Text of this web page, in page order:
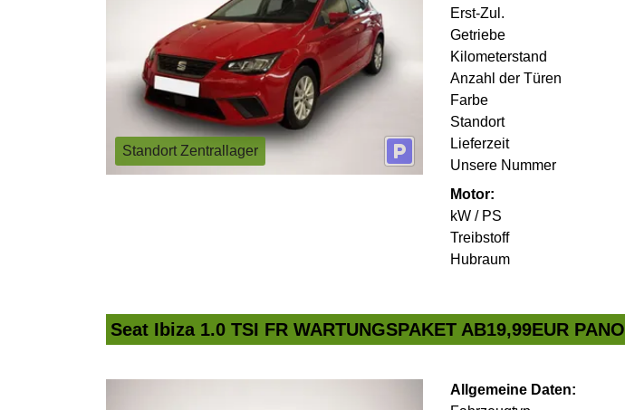
Standort Zentrallager
Erst-Zul.
Getriebe
Kilometerstand
Anzahl der Türen
Farbe
Standort
Lieferzeit
Unsere Nummer
Motor:
kW / PS
Treibstoff
Hubraum
Seat Ibiza 1.0 TSI FR WARTUNGSPAKET AB19,99EUR PANO
Allgemeine Daten: